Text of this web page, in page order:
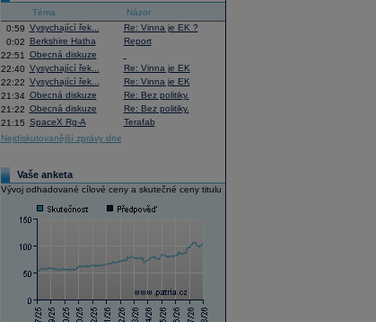
Téma
Názor
0:59 Vysychající řek...
Re: Vinna je EK ?
0:02
Berkshire Hatha
Report
22:51
Obecná diskuze
22:40 Vysychající řek...
Re: Vinna je EK
22:22 Vysychající řek...
Re: Vinna je EK
21:34 Obecná diskuze
Re: Bez politiky.
21:22 Obecná diskuze
Re: Bez politiky.
21:15 SpaceX Rg-A
Terafab
Nejdiskutovanější zprávy dne
Vaše anketa
Vývoj odhadované cílové ceny a skutečné ceny titulu